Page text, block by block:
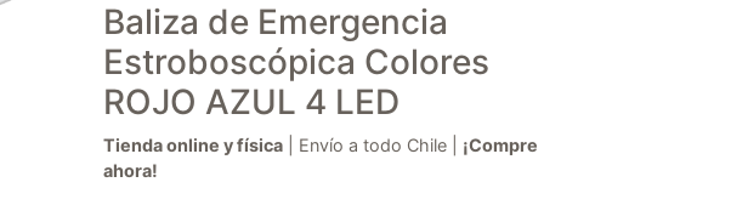
Baliza de Emergencia
Estroboscópica Colores
ROJO AZUL 4 LED
Tienda online y física| Envío a todo Chile | ¡Compre
ahora!